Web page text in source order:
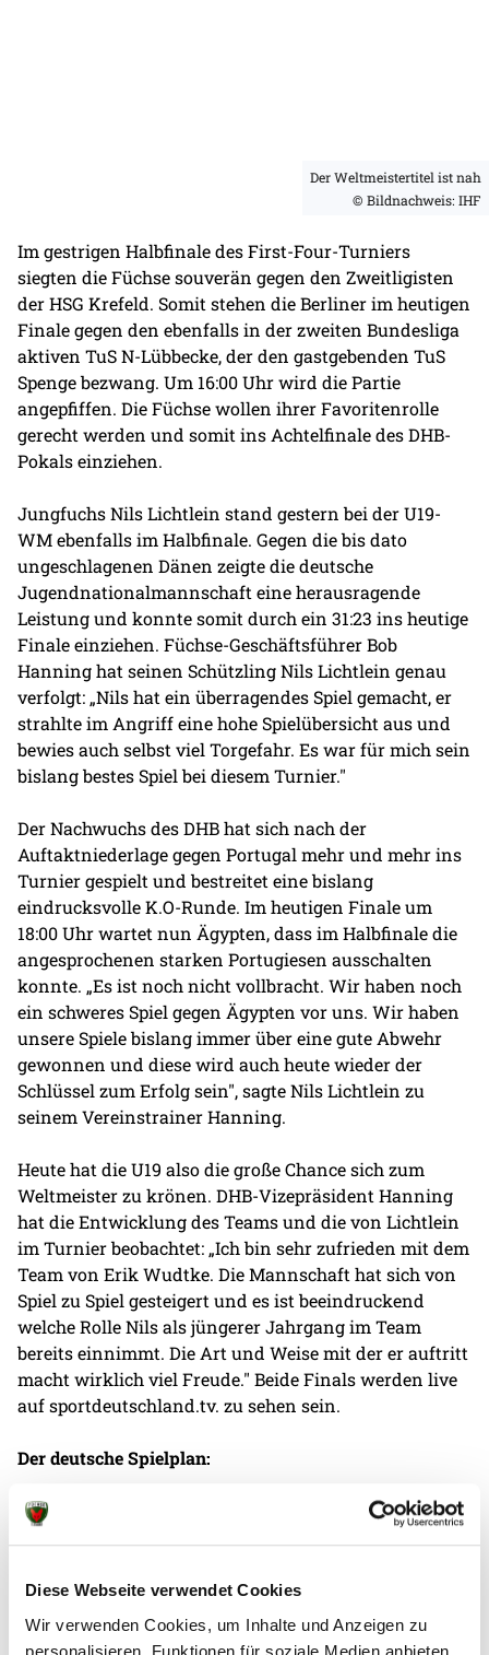
Diese Webseite verwendet Cookies
Wir verwenden Cookies, um Inhalte und Anzeigen zu
personalisieren, Funktionen für soziale Medien anbieten
Der Weltmeistertitel ist nah
© Bildnachweis: IHF
Im gestrigen Halbfinale des First-Four-Turniers
siegten die Füchse souverän gegen den Zweitligisten
der HSG Krefeld. Somit stehen die Berliner im heutigen
Finale gegen den ebenfalls in der zweiten Bundesliga
aktiven TuS N-Lübbecke, der den gastgebenden TuS
Spenge bezwang. Um 16:00 Uhr wird die Partie
angepfiffen. Die Füchse wollen ihrer Favoritenrolle
gerecht werden und somit ins Achtelfinale des DHB-
Pokals einziehen.
Jungfuchs Nils Lichtlein stand gestern bei der U19-
WM ebenfalls im Halbfinale. Gegen die bis dato
ungeschlagenen Dänen zeigte die deutsche
Jugendnationalmannschaft eine herausragende
Leistung und konnte somit durch ein 31:23 ins heutige
Finale einziehen. Füchse-Geschäftsführer Bob
Hanning hat seinen Schützling Nils Lichtlein genau
verfolgt: „Nils hat ein überragendes Spiel gemacht, er
strahlte im Angriff eine hohe Spielübersicht aus und
bewies auch selbst viel Torgefahr. Es war für mich sein
bislang bestes Spiel bei diesem Turnier."
Der Nachwuchs des DHB hat sich nach der
Auftaktniederlage gegen Portugal mehr und mehr ins
Turnier gespielt und bestreitet eine bislang
eindrucksvolle K.O-Runde. Im heutigen Finale um
18:00 Uhr wartet nun Ägypten, dass im Halbfinale die
angesprochenen starken Portugiesen ausschalten
konnte. „Es ist noch nicht vollbracht. Wir haben noch
ein schweres Spiel gegen Ägypten vor uns. Wir haben
unsere Spiele bislang immer über eine gute Abwehr
gewonnen und diese wird auch heute wieder der
Schlüssel zum Erfolg sein", sagte Nils Lichtlein zu
seinem Vereinstrainer Hanning.
Heute hat die U19 also die große Chance sich zum
Weltmeister zu krönen. DHB-Vizepräsident Hanning
hat die Entwicklung des Teams und die von Lichtlein
im Turnier beobachtet: „Ich bin sehr zufrieden mit dem
Team von Erik Wudtke. Die Mannschaft hat sich von
Spiel zu Spiel gesteigert und es ist beeindruckend
welche Rolle Nils als jüngerer Jahrgang im Team
bereits einnimmt. Die Art und Weise mit der er auftritt
macht wirklich viel Freude." Beide Finals werden live
auf sportdeutschland.tv. zu sehen sein.
Der deutsche Spielplan:
Dienstag, 6. August, 12.30 Uhr:
Deutschland - Portugal
15:36
Freitag, 9. August, 12.30 Uhr: Deutschland - Serbien.